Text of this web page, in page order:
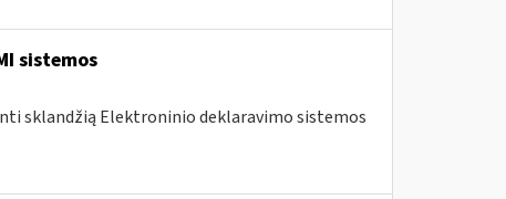
sistemos
sklandžią Elektroninio deklaravimo sistemos